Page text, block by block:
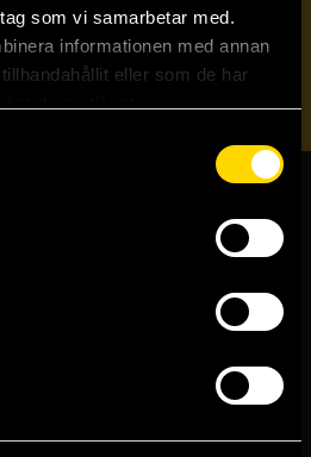
som vi samarbetar med.
informationen med annan
eller som de har
Veckobrevet
Skicka